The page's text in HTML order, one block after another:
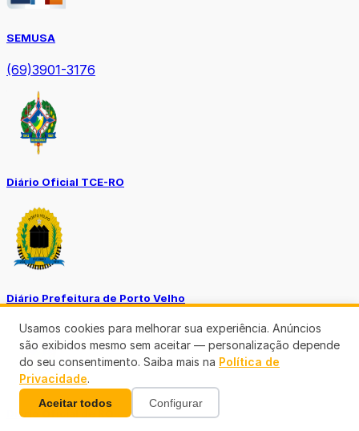
SEMUSA
(69)3901-3176
Diário Oficial TCE-RO
Diário Prefeitura de Porto Velho
Diário Oficial de RO
Usamos cookies para melhorar sua experiência. Anúncios
são exibidos mesmo sem aceitar — personalização depende
do seu consentimento. Saiba mais na Política de
Privacidade.
Aceitar todos Configurar